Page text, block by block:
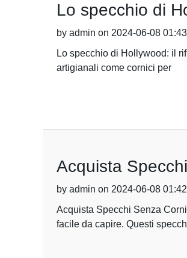
Lo specchio di
by admin on 2024-06-08
Lo specchio di Hollywood: il
artigianali come cornici per
Acquista
by admin on 2024-06-08
Acquista Specchi Senza
facile da capire. Questi